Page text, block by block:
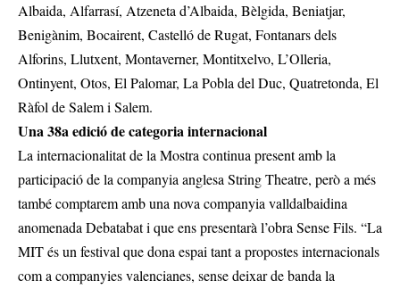
Albaida, Alfarrasí, Atzeneta d’Albaida, Bèlgida, Beniatjar,
Benigànim, Bocairent, Castelló de Rugat, Fontanars dels
Alforins, Llutxent, Montaverner, Montitxelvo, L’Olleria,
Ontinyent, Otos, El Palomar, La Pobla del Duc, Quatretonda, El
Ràfol de Salem i Salem.
Una 38a edició de categoria internacional
La internacionalitat de la Mostra continua present amb la
participació de la companyia anglesa String Theatre, però a més
també comptarem amb una nova companyia valldalbaidina
anomenada Debatabat i que ens presentarà l’obra Sense Fils. “La
MIT és un festival que dona espai tant a propostes internacionals
com a companyies valencianes, sense deixar de banda la